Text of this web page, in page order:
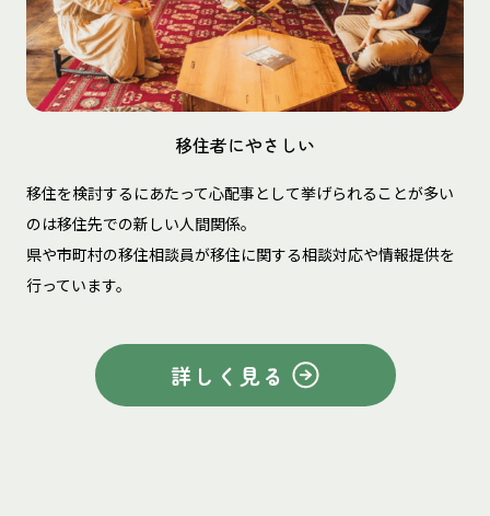
移住者にやさしい
移住を検討するにあたって心配事として挙げられることが多い
のは移住先での新しい人間関係。
県や市町村の移住相談員が移住に関する相談対応や情報提供を
行っています。
詳しく見る